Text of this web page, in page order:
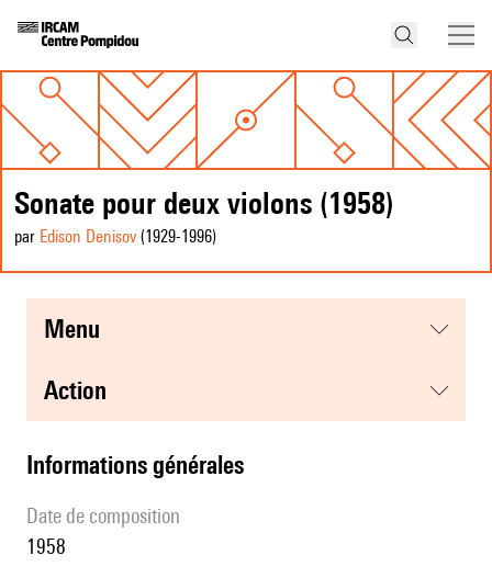
Sonate pour deux violons (1958)
par Edison Denisov (1929-1996)
menu
action
informations générales
date de composition
1958